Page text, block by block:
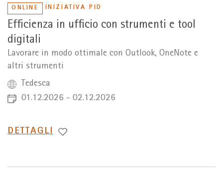
ONLINE INIZIATIVA PID
Efficienza in ufficio con strumenti e tool
digitali
Lavorare in modo ottimale con Outlook, OneNote e
altri strumenti
Tedesca
01.12.2026 - 02.12.2026
PASSA
DETTAGLI